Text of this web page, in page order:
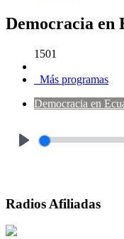
Democracia en
1501
Más programas
Democracia en
Radios Afiliadas